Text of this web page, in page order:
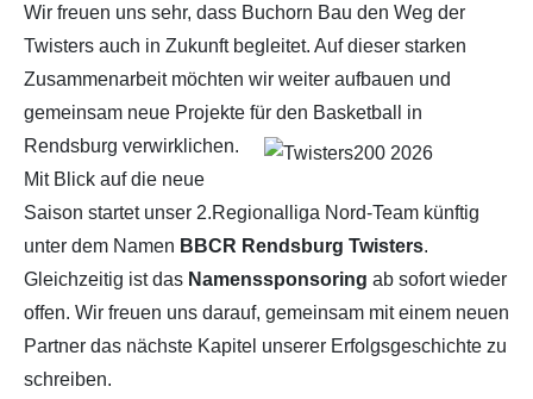
Wir freuen uns sehr, dass Buchorn Bau den Weg der
Twisters auch in Zukunft begleitet. Auf dieser starken
Zusammenarbeit möchten wir weiter aufbauen und
gemeinsam neue Projekte für den Basketball in
Rendsburg verwirklichen.
Mit Blick auf die neue
Saison startet unser 2.Regionalliga Nord-Team künftig
unter dem Namen BBCR Rendsburg Twisters.
Gleichzeitig ist das Namenssponsoring ab sofort wieder
offen. Wir freuen uns darauf, gemeinsam mit einem neuen
Partner das nächste Kapitel unserer Erfolgsgeschichte zu
schreiben.